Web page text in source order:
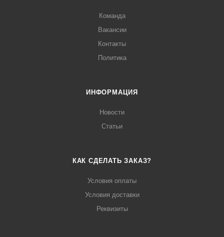
Команда
Вакансии
Контакты
Политика
ИНФОРМАЦИЯ
Новости
Статьи
КАК СДЕЛАТЬ ЗАКАЗ?
Условия оплаты
Условия доставки
Реквизиты